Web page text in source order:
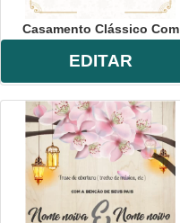
Casamento Clássico Com
EDITAR